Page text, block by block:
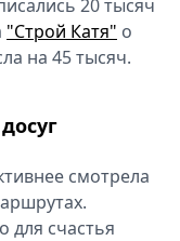
20 тысяч
"Строй Катя" о
на 45 тысяч.
смотрела
для счастья